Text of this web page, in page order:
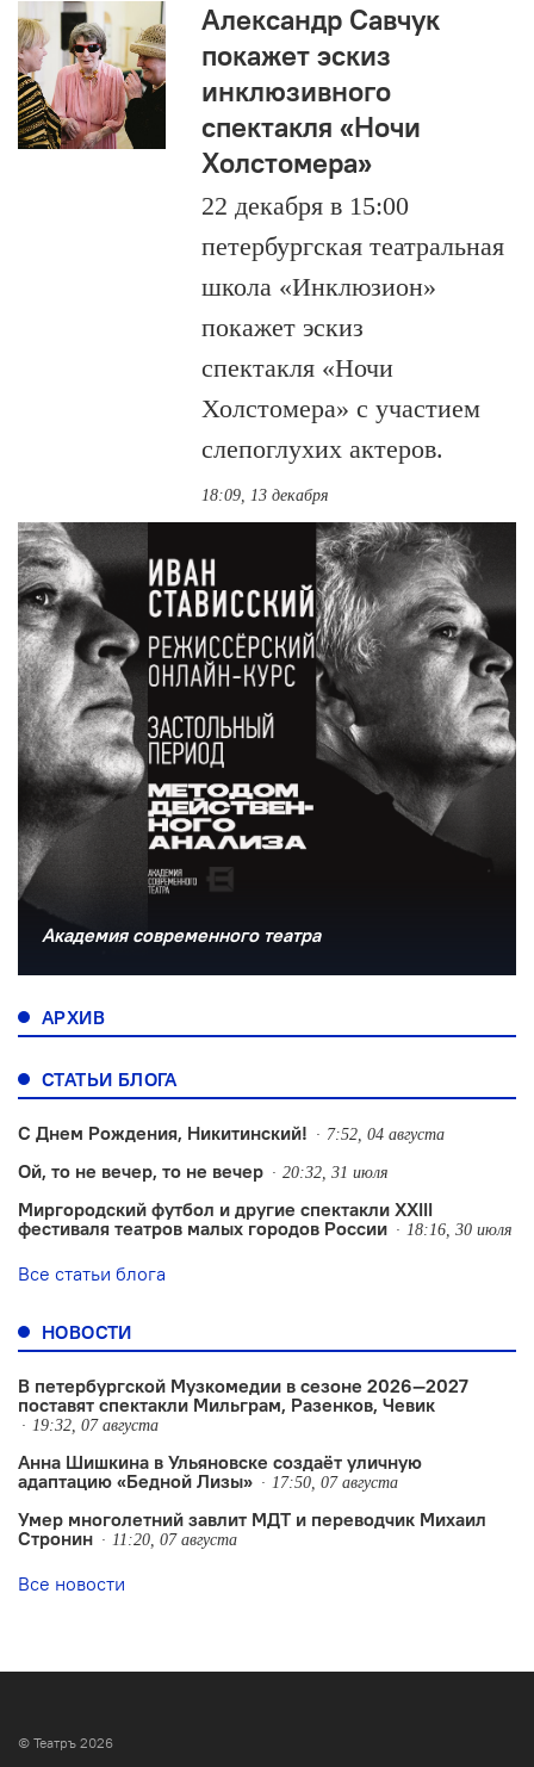
Александр Савчук
покажет эскиз
инклюзивного
спектакля «Ночи
Холстомера»
22 декабря в 15:00
петербургская театральная
школа «Инклюзион»
покажет эскиз
спектакля «Ночи
Холстомера» с участием
слепоглухих актеров.
18:09, 13 декабря
Академия современного театра
АРХИВ
СТАТЬИ БЛОГА
С Днем Рождения, Никитинский! 7:52, 04 августа
Ой, то не вечер, то не вечер 20:32, 31 июля
Миргородский футбол и другие спектакли XXIII
фестиваля театров малых городов России
18:16, 30 июля
Все статьи блога
НОВОСТИ
В петербургской Музкомедии в сезоне 2026—2027
поставят спектакли Мильграм, Разенков, Чевик
19:32, 07 августа
Анна Шишкина в Ульяновске создаëт уличную
адаптацию «Бедной Лизы»
17:50, 07 августа
Умер многолетний завлит МДТ и переводчик Михаил
Стронин
11:20, 07 августа
Все новости
© Театръ 2026